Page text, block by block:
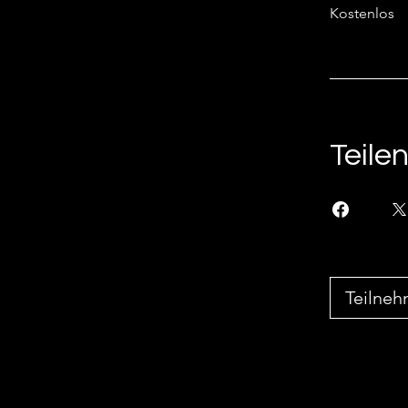
Kostenlos
Teilen